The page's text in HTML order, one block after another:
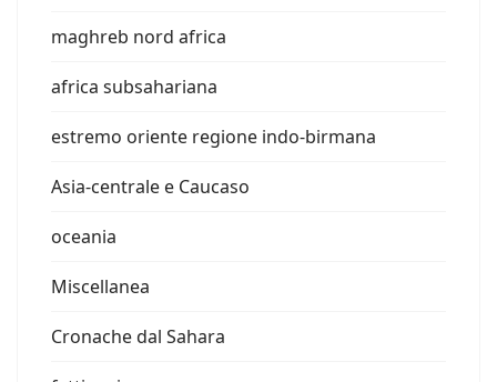
maghreb nord africa
africa subsahariana
estremo oriente regione indo-birmana
Asia-centrale e Caucaso
oceania
Miscellanea
Cronache dal Sahara